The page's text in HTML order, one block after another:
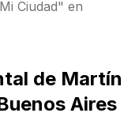
Ciudad" en
de Martín
Aires